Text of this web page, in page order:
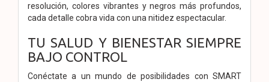
resolución, colores vibrantes ynegros más profundos,
cada detalle cobra vida con una nitidez espectacular.
TU SALUD Y BIENESTAR SIEMPRE
BAJO CONTROL
Conéctate a un mundo de posibilidades con SMART